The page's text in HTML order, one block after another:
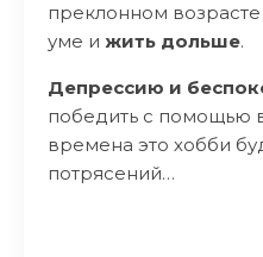
преклонном
уме и жить дольше.
Депрессию и
победить с помощью
времена это хобби
потрясений…